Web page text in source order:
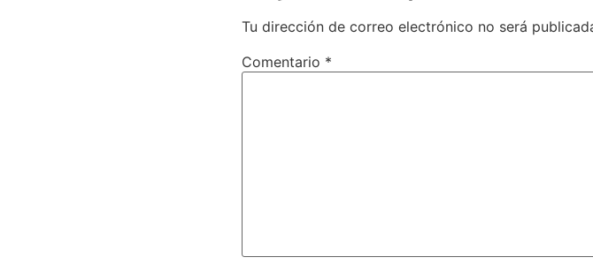
Tu dirección de correo electrónico no será
Comentario *